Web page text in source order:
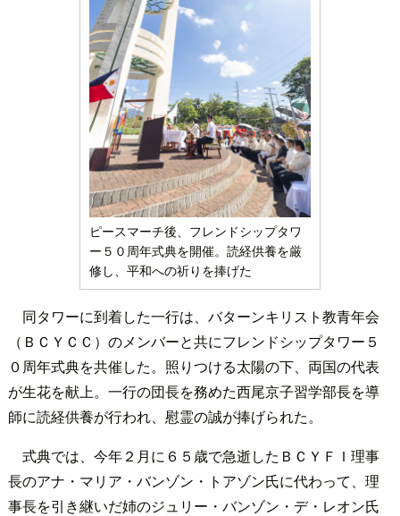
ピースマーチ後、フレンドシップタワ
ー５０周年式典を開催。読経供養を厳
修し、平和への祈りを捧げた
同タワーに到着した一行は、バターンキリスト教青年会
（ＢＣＹＣＣ）のメンバーと共にフレンドシップタワー５
０周年式典を共催した。照りつける太陽の下、両国の代表
が生花を献上。一行の団長を務めた西尾京子習学部長を導
師に読経供養が行われ、慰霊の誠が捧げられた。
式典では、今年２月に６５歳で急逝したＢＣＹＦＩ理事
長のアナ・マリア・バンゾン・トアゾン氏に代わって、理
事長を引き継いだ姉のジュリー・バンゾン・デ・レオン氏